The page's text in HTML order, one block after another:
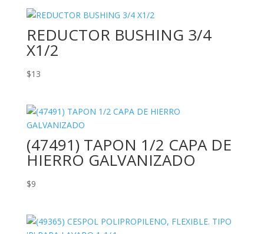
REDUCTOR BUSHING 3/4
X1/2
$13
(47491) TAPON 1/2 CAPA DE
HIERRO GALVANIZADO
$9